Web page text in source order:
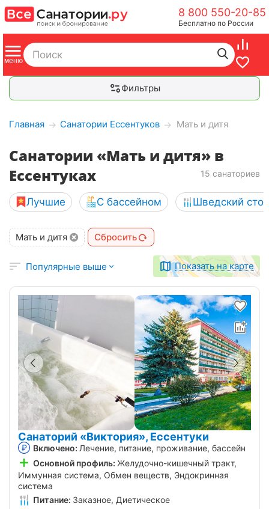
8 800 550-20-85
Бесплатно по России
Фильтры
Главная → Санатории Ессентуков → Мать и дитя
Санатории «Мать и дитя» в
Ессентуках
15 санаториев
Лучшие С бассейном Шведский стол
Мать и дитя Сбросить
Популярные выше Показать на карте
Санаторий «Виктория», Ессентуки
Включено: Лечение, питание, проживание, бассейн
Основной профиль: Желудочно-кишечный тракт,
Иммунная система, Обмен веществ, Эндокринная
система
Питание: Заказное, Диетическое